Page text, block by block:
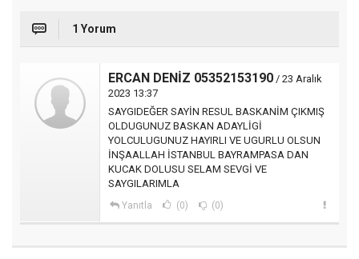
1 Yorum
ERCAN DENİZ 05352153190 / 23 Aralık
2023 13:37
SAYGIDEĞER SAYİN RESUL BASKANİM ÇIKMIŞ
OLDUGUNUZ BASKAN ADAYLİGİ
YOLCULUGUNUZ HAYIRLI VE UGURLU OLSUN
İNŞAALLAH İSTANBUL BAYRAMPASA DAN
KUCAK DOLUSU SELAM SEVGİ VE
SAYGILARIMLA
Yanıtla (0) (0)